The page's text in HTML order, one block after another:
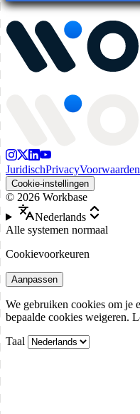
JuridischPrivacyVoorwaarden
Cookie-instellingen
© 2026 Workbase
Nederlands
Alle systemen normaal
Cookievoorkeuren
Aanpassen
We gebruiken cookies om je
bepaalde cookies weigeren.
Taal